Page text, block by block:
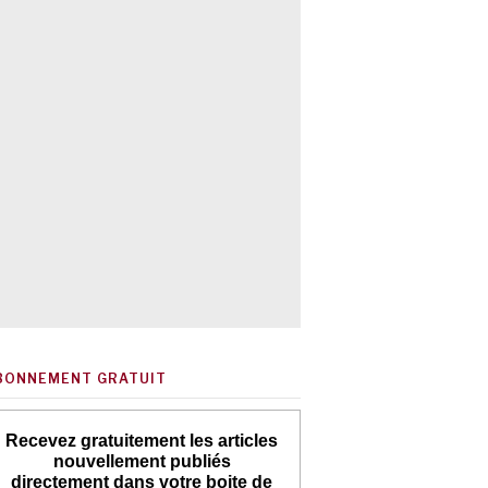
GRATUIT
Recevez gratuitement les articles
nouvellement publiés
directement dans votre boite de